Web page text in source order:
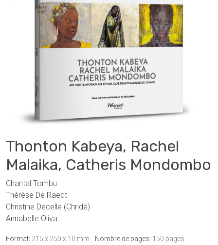
Thonton Kabeya, Rachel
Malaika, Catheris Mondombo
Chantal Tombu
Thérèse De Raedt
Christine Decelle (Chridé)
Annabelle Oliva
Format: 215 x 250 x 10 mm Nombre de pages: 150 pages